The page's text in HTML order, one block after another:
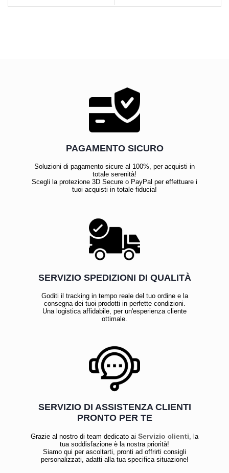
VISTA
PAGAMENTO SICURO
Soluzioni di pagamento sicure al 100%, per acquisti in
totale serenità!
Scegli la protezione 3D Secure o PayPal per effettuare i
tuoi acquisti in totale fiducia!
SERVIZIO SPEDIZIONI DI QUALITÀ
Goditi il tracking in tempo reale del tuo ordine e la
consegna dei tuoi prodotti in perfette condizioni.
Una logistica affidabile, per un'esperienza cliente
ottimale.
SERVIZIO DI ASSISTENZA CLIENTI
PRONTO PER TE
Grazie al nostro di team dedicato ai Servizio clienti, la
tua soddisfazione è la nostra priorità!
Siamo qui per ascoltarti, pronti ad offrirti consigli
personalizzati, adatti alla tua specifica situazione!